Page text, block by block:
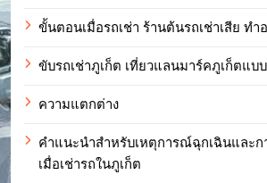
ขั้นตอนเมื่อรถเช่า ร้านต้นรถเช่าเสีย ทำ
ขับรถเช่าภูเก็ต เที่ยวแลนมาร์คภูเก็ตแบ
ความแตกต่าง
คำแนะนำสำหรับเหตุการณ์ฉุกเฉินและก
เมื่อเช่ารถในภูเก็ต